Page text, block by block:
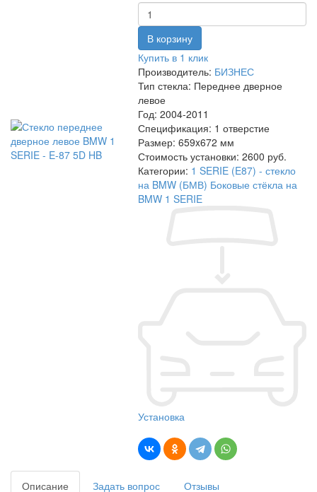
Купить в 1 клик
Производитель: БИЗНЕС
Тип стекла: Переднее дверное
левое
Год: 2004-2011
Спецификация: 1 отверстие
Размер: 659x672 мм
Стоимость установки: 2600 руб.
Категории: 1 SERIE (E87) - стекло
на BMW (БМВ) Боковые стёкла на
BMW 1 SERIE
Установка
Описание Задать вопрос Отзывы